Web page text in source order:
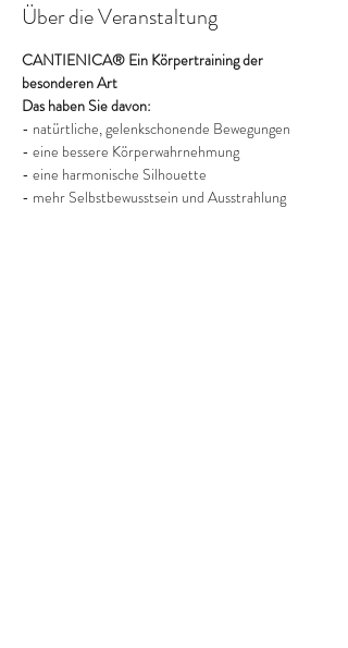
Über die Veranstaltung
CANTIENICA® Ein Körpertraining der
besonderen Art
Das haben Sie davon:
- natürtliche, gelenkschonende Bewegungen
- eine bessere Körperwahrnehmung
- eine harmonische Silhouette
- mehr Selbstbewusstsein und Ausstrahlung